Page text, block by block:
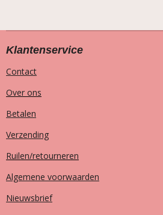
Klantenservice
Contact
Over ons
Betalen
Verzending
Ruilen/retourneren
Algemene voorwaarden
Nieuwsbrief